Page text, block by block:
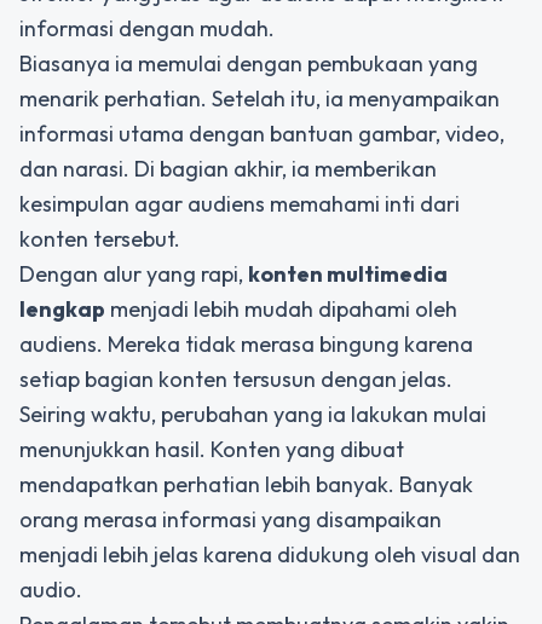
informasi dengan mudah.
Biasanya ia memulai dengan pembukaan yang
menarik perhatian. Setelah itu, ia menyampaikan
informasi utama dengan bantuan gambar, video,
dan narasi. Di bagian akhir, ia memberikan
kesimpulan agar audiens memahami inti dari
konten tersebut.
Dengan alur yang rapi, konten multimedia
lengkap menjadi lebih mudah dipahami oleh
audiens. Mereka tidak merasa bingung karena
setiap bagian konten tersusun dengan jelas.
Seiring waktu, perubahan yang ia lakukan mulai
menunjukkan hasil. Konten yang dibuat
mendapatkan perhatian lebih banyak. Banyak
orang merasa informasi yang disampaikan
menjadi lebih jelas karena didukung oleh visual dan
audio.